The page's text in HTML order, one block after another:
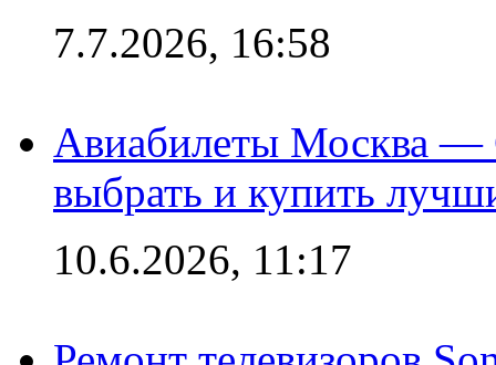
7.7.2026, 16:58
Авиабилеты Москва —
выбрать и купить
10.6.2026, 11:17